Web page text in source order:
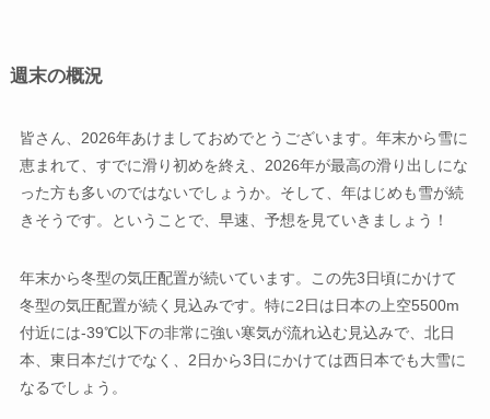
週末の概況
皆さん、2026年あけましておめでとうございます。年末から雪に
恵まれて、すでに滑り初めを終え、2026年が最高の滑り出しにな
った方も多いのではないでしょうか。そして、年はじめも雪が続
きそうです。ということで、早速、予想を見ていきましょう！
年末から冬型の気圧配置が続いています。この先3日頃にかけて
冬型の気圧配置が続く見込みです。特に2日は日本の上空5500m
付近には-39℃以下の非常に強い寒気が流れ込む見込みで、北日
本、東日本だけでなく、2日から3日にかけては西日本でも大雪に
なるでしょう。